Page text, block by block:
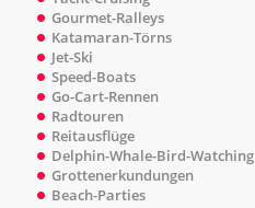
Gourmet-Ralleys
Katamaran-Törns
Jet-Ski
Speed-Boats
Go-Cart-Rennen
Radtouren
Reitausflüge
Delphin-Whale-Bird-Watching
Grottenerkundungen
Beach-Parties